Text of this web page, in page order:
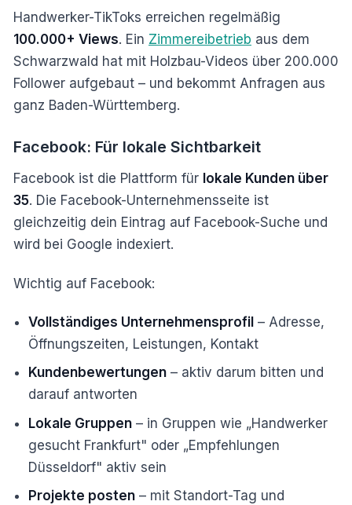
Handwerker-TikToks erreichen regelmäßig
100.000+ Views. Ein Zimmereibetrieb aus dem
Schwarzwald hat mit Holzbau-Videos über 200.000
Follower aufgebaut – und bekommt Anfragen aus
ganz Baden-Württemberg.
Facebook: Für lokale Sichtbarkeit
Facebook ist die Plattform für lokale Kunden über
35. Die Facebook-Unternehmensseite ist
gleichzeitig dein Eintrag auf Facebook-Suche und
wird bei Google indexiert.
Wichtig auf Facebook:
Vollständiges Unternehmensprofil – Adresse,
Öffnungszeiten, Leistungen, Kontakt
Kundenbewertungen – aktiv darum bitten und
darauf antworten
Lokale Gruppen – in Gruppen wie „Handwerker
gesucht Frankfurt" oder „Empfehlungen
Düsseldorf" aktiv sein
Projekte posten – mit Standort-Tag und